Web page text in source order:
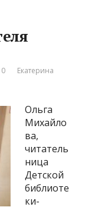
Екатерина
Ольга
Михайло
ва,
читатель
ница
Детской
библиоте
ки-